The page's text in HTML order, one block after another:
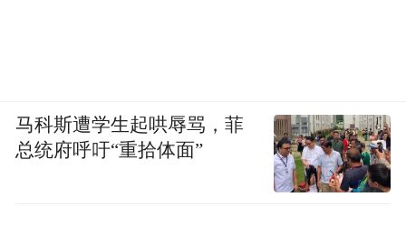
马科斯遭学生起哄辱骂，菲
总统府呼吁“重拾体面”